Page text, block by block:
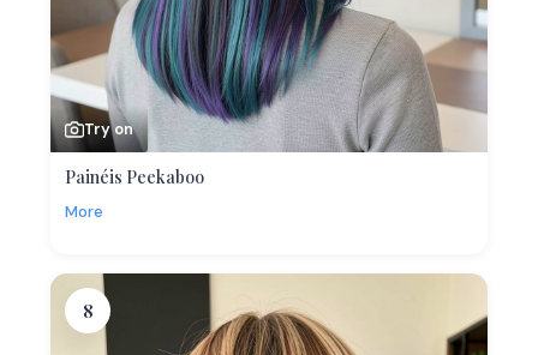
Try on
Painéis Peekaboo
More
8